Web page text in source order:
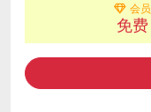
会员
免费